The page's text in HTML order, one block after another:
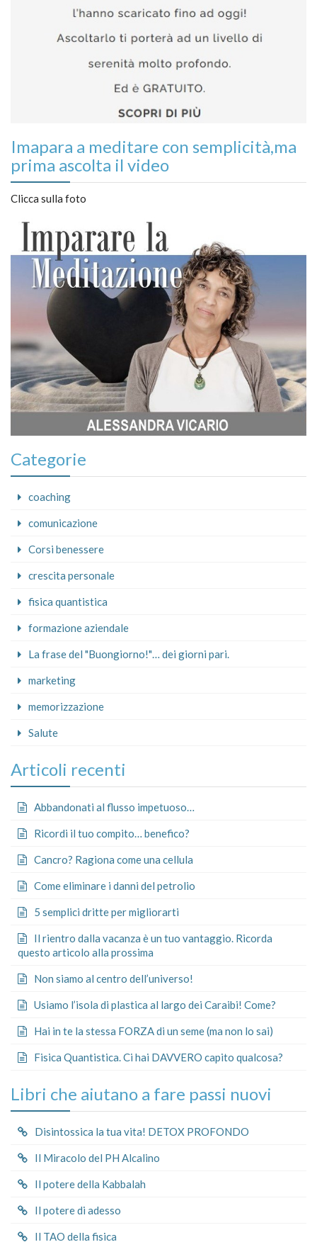
Imapara a meditare con semplicità,ma
prima ascolta il video
Clicca sulla foto
Categorie
coaching
comunicazione
Corsi benessere
crescita personale
fisica quantistica
formazione aziendale
La frase del "Buongiorno!"… dei giorni pari.
marketing
memorizzazione
Salute
Articoli recenti
Abbandonati al flusso impetuoso…
Ricordi il tuo compito… benefico?
Cancro? Ragiona come una cellula
Come eliminare i danni del petrolio
5 semplici dritte per migliorarti
Il rientro dalla vacanza è un tuo vantaggio. Ricorda
questo articolo alla prossima
Non siamo al centro dell’universo!
Usiamo l’isola di plastica al largo dei Caraibi! Come?
Hai in te la stessa FORZA di un seme (ma non lo sai)
Fisica Quantistica. Ci hai DAVVERO capito qualcosa?
Libri che aiutano a fare passi nuovi
Disintossica la tua vita! DETOX PROFONDO
Il Miracolo del PH Alcalino
Il potere della Kabbalah
Il potere di adesso
Il TAO della fisica